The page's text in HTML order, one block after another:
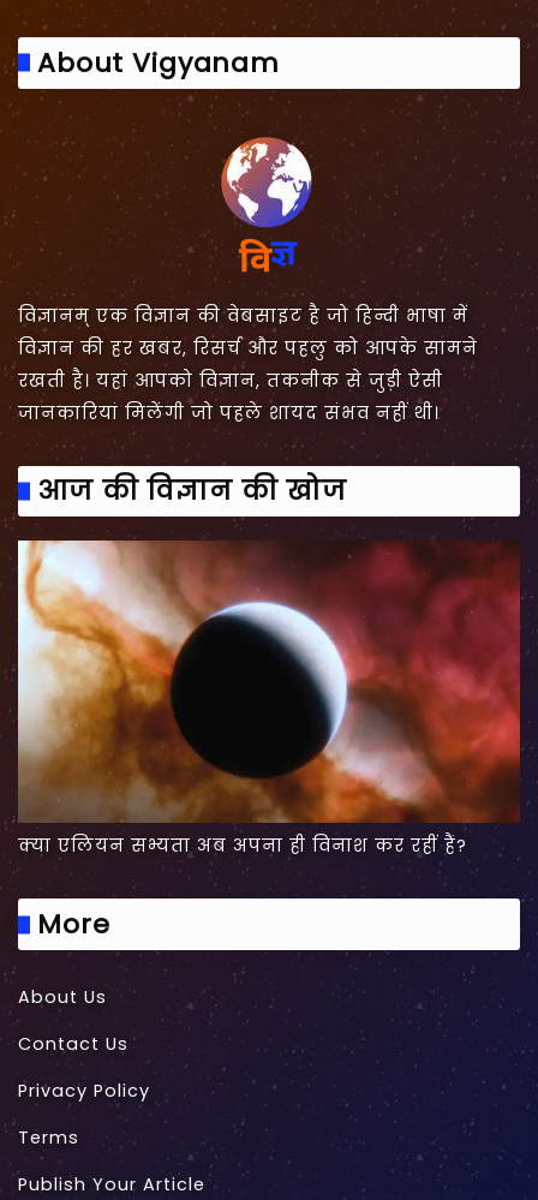
About Vigyanam
विज्ञानम् एक विज्ञान की वेबसाइट है जो हिन्दी भाषा में
विज्ञान की हर खबर, रिसर्च और पहलु को आपके सामने
रखती है। यहां आपको विज्ञान, तकनीक से जुड़ी ऐसी
जानकारियां मिलेंगी जो पहले शायद संभव नहीं थी।
आज की विज्ञान की खोज
क्या एलियन सभ्यता अब अपना ही विनाश कर रहीं हैं?
More
About Us
Contact Us
Privacy Policy
Terms
Publish Your Article